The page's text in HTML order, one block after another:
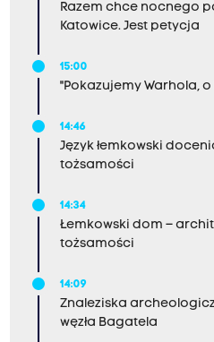
Razem chce nocnego
Katowice. Jest petycja
15:00
"Pokazujemy Warhola,
14:46
Język łemkowski
tożsamości
14:34
Łemkowski dom –
tożsamości
14:09
Znaleziska
węzła Bagatela